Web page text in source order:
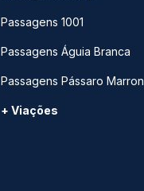
Passagens 1001
Passagens Águia Branca
Passagens Pássaro Marron
+ Viações